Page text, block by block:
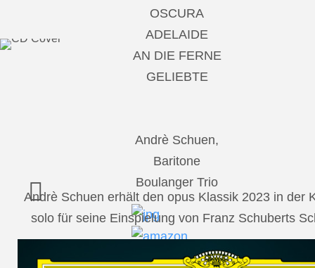
OSCURA
ADELAIDE
AN DIE FERNE
GELIEBTE
Andrè Schuen,
Baritone
Boulanger Trio
Andrè Schuen erhält den opus Klassik 2023 in der
solo für seine Einspielung von Franz Schuberts